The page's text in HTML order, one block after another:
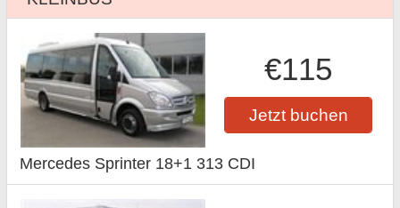
€115
Jetzt buchen
Mercedes Sprinter 18+1 313 CDI